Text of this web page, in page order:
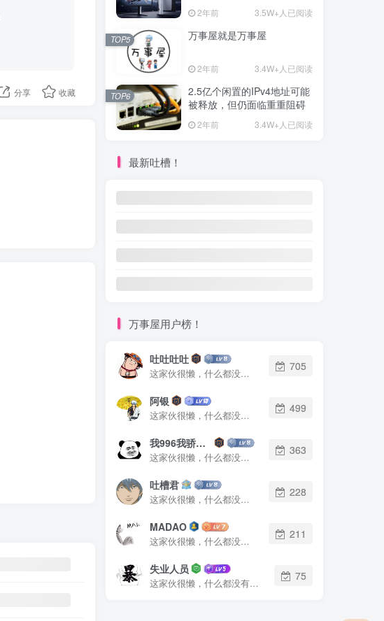
分享 收藏
2年前 3.5W+人已阅读
万事屋就是万事屋
2年前 3.4W+人已阅读
TOP5
2.5亿个闲置的IPv4地址可能
被释放，但仍面临重重阻碍
2年前 3.4W+人已阅读
TOP6
最新吐槽！
万事屋用户榜！
吐吐吐吐
这家伙很懒，什么都没有写...
705
阿银
这家伙很懒，什么都没有写...
499
我996我骄傲了么
这家伙很懒，什么都没有写...
363
吐槽君
这家伙很懒，什么都没有写...
228
MADAO
这家伙很懒，什么都没有写...
211
失业人员
这家伙很懒，什么都没有写...
75